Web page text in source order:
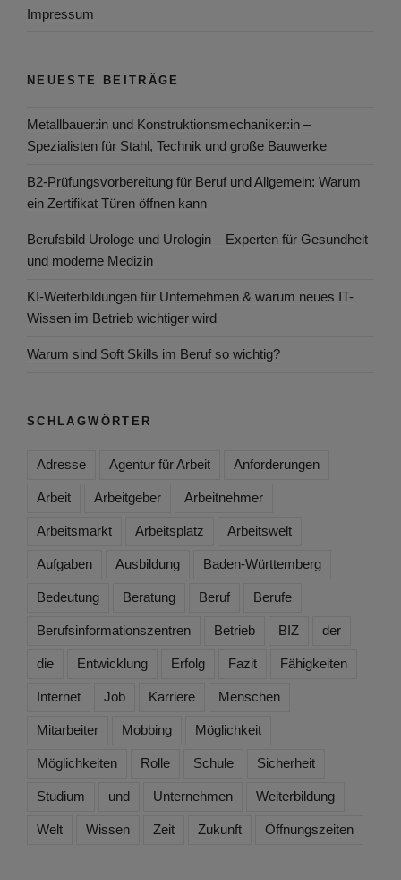
Impressum
NEUESTE BEITRÄGE
Metallbauer:in und Konstruktionsmechaniker:in –
Spezialisten für Stahl, Technik und große Bauwerke
B2-Prüfungsvorbereitung für Beruf und Allgemein: Warum
ein Zertifikat Türen öffnen kann
Berufsbild Urologe und Urologin – Experten für Gesundheit
und moderne Medizin
KI-Weiterbildungen für Unternehmen & warum neues IT-
Wissen im Betrieb wichtiger wird
Warum sind Soft Skills im Beruf so wichtig?
SCHLAGWÖRTER
Adresse Agentur für Arbeit Anforderungen
Arbeit Arbeitgeber Arbeitnehmer
Arbeitsmarkt Arbeitsplatz Arbeitswelt
Aufgaben Ausbildung Baden-Württemberg
Bedeutung Beratung Beruf Berufe
Berufsinformationszentren Betrieb BIZ der
die Entwicklung Erfolg Fazit Fähigkeiten
Internet Job Karriere Menschen
Mitarbeiter Mobbing Möglichkeit
Möglichkeiten Rolle Schule Sicherheit
Studium und Unternehmen Weiterbildung
Welt Wissen Zeit Zukunft Öffnungszeiten